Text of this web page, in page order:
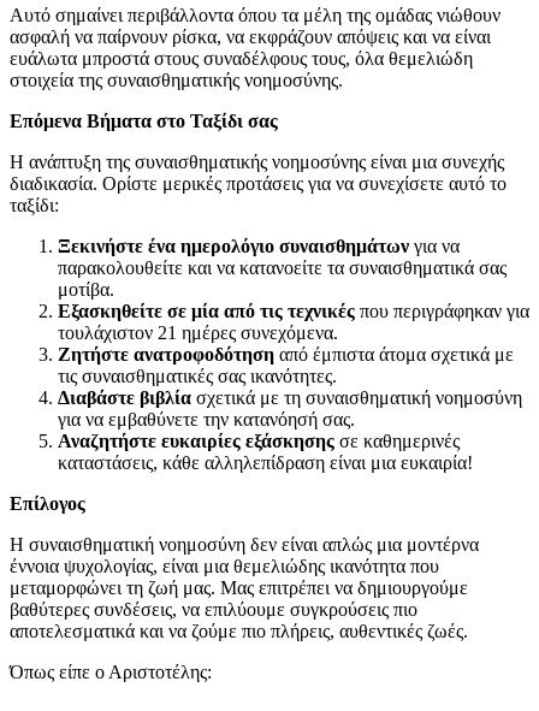
Αυτό σημαίνει περιβάλλοντα όπου τα μέλη της ομάδας νιώθουν
ασφαλή να παίρνουν ρίσκα, να εκφράζουν απόψεις και να είναι
ευάλωτα μπροστά στους συναδέλφους τους, όλα θεμελιώδη
στοιχεία της συναισθηματικής νοημοσύνης.
Επόμενα Βήματα στο Ταξίδι σας
Η ανάπτυξη της συναισθηματικής νοημοσύνης είναι μια συνεχής
διαδικασία. Ορίστε μερικές προτάσεις για να συνεχίσετε αυτό το
ταξίδι:
Ξεκινήστε ένα ημερολόγιο συναισθημάτων για να
παρακολουθείτε και να κατανοείτε τα συναισθηματικά σας
μοτίβα.
Εξασκηθείτε σε μία από τις τεχνικές που περιγράφηκαν για
τουλάχιστον 21 ημέρες συνεχόμενα.
Ζητήστε ανατροφοδότηση από έμπιστα άτομα σχετικά με
τις συναισθηματικές σας ικανότητες.
Διαβάστε βιβλία σχετικά με τη συναισθηματική νοημοσύνη
για να εμβαθύνετε την κατανόησή σας.
Αναζητήστε ευκαιρίες εξάσκησης σε καθημερινές
καταστάσεις, κάθε αλληλεπίδραση είναι μια ευκαιρία!
Επίλογος
Η συναισθηματική νοημοσύνη δεν είναι απλώς μια μοντέρνα
έννοια ψυχολογίας, είναι μια θεμελιώδης ικανότητα που
μεταμορφώνει τη ζωή μας. Μας επιτρέπει να δημιουργούμε
βαθύτερες συνδέσεις, να επιλύουμε συγκρούσεις πιο
αποτελεσματικά και να ζούμε πιο πλήρεις, αυθεντικές ζωές.
Όπως είπε ο Αριστοτέλης: